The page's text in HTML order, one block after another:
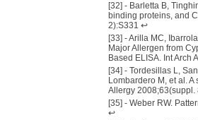
[32] - Barletta B,
binding proteins, and
2):S331 ↩
[33] -Arilla MC,
Major Allergen from
Based ELISA. Int Arch
[34] - Tordesillas L,
Lombardero M, et al.
Allergy 2008;63(suppl.
[35] - Weber RW.
↩